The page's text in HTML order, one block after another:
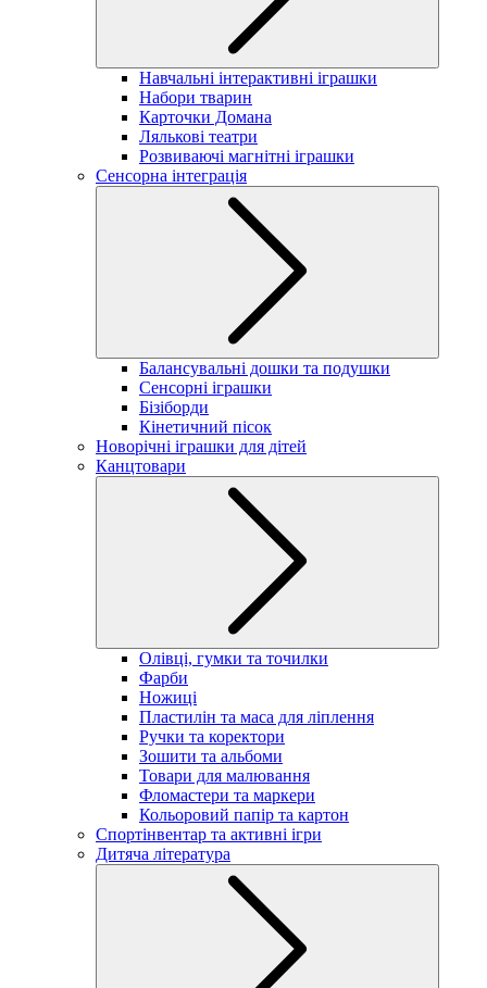
Навчальні інтерактивні іграшки
Набори тварин
Карточки Домана
Лялькові театри
Розвиваючі магнітні іграшки
Сенсорна інтеграція
Балансувальні дошки та подушки
Сенсорні іграшки
Бізіборди
Кінетичний пісок
Новорічні іграшки для дітей
Канцтовари
Олівці, гумки та точилки
Фарби
Ножиці
Пластилін та маса для ліплення
Ручки та коректори
Зошити та альбоми
Товари для малювання
Фломастери та маркери
Кольоровий папір та картон
Спортінвентар та активні ігри
Дитяча література